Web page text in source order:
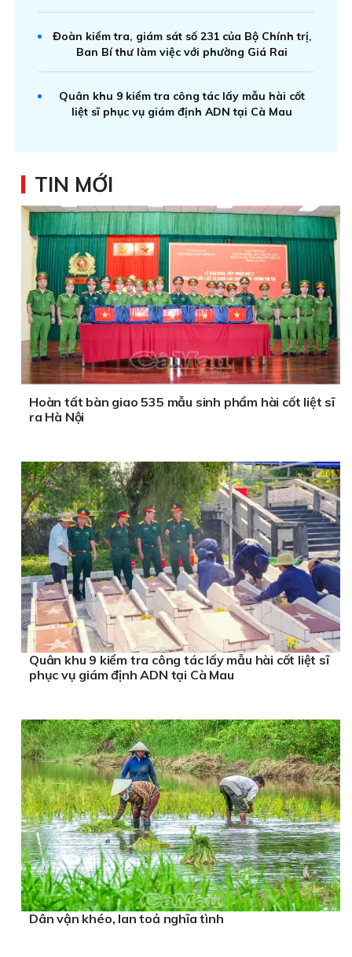
Đoàn kiểm tra, giám sát số 231 của Bộ Chính trị,
Ban Bí thư làm việc với phường Giá Rai
Quân khu 9 kiểm tra công tác lấy mẫu hài cốt
liệt sĩ phục vụ giám định ADN tại Cà Mau
TIN MỚI
Hoàn tất bàn giao 535 mẫu sinh phẩm hài cốt liệt sĩ
ra Hà Nội
Quân khu 9 kiểm tra công tác lấy mẫu hài cốt liệt sĩ
phục vụ giám định ADN tại Cà Mau
Dân vận khéo, lan toả nghĩa tình